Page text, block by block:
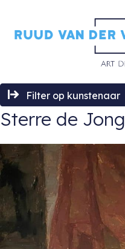
Filter op kunstenaar
Sterre de Jong